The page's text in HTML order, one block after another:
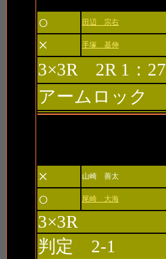
○
田辺 宗右
× 手塚 基伸
3×3R 2R 1：27
アームロック
×
山崎 善太
○ 尾崎 大海
3×3R
判定 2-1